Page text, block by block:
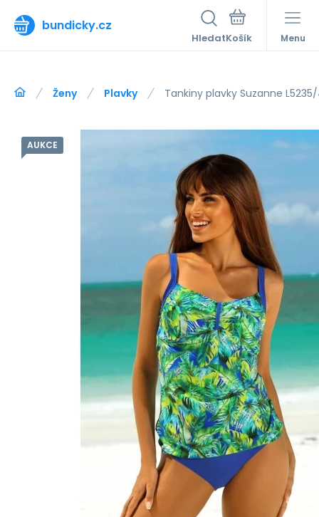
bundicky.cz
Hledat Menu
Ženy Plavky Tankiny plavky Suzanne
AUKCE